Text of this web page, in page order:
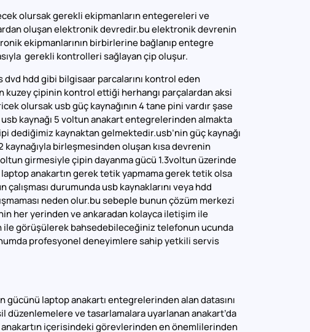
olursak gerekli ekipmanların entegereleri ve
oluşan elektronik devredir.bu elektronik devrenin
ekipmanlarının birbirlerine bağlanıp entegre
gerekli kontrolleri sağlayan çip oluşur.
hdd gibi bilgisaar parcalarını kontrol eden
kuzey çipinin kontrol ettiği herhangı parçalardan aksi
olursak usb güç kaynağının 4 tane pini vardır şase
kaynağı 5 voltun anakart entegrelerinden almakta
dediğimiz kaynaktan gelmektedir.usb’nin güç kaynağı
birleşmesinden oluşan kısa devrenin
girmesiyle çipin dayanma gücü 1.3voltun üzerinde
anakartın gerek tetik yapmama gerek tetik olsa
durumunda usb kaynaklarını veya hdd
neden olur.bu sebeple bunun çözüm merkezi
her yerinden ve ankaradan kolayca iletişim ile
görüşülerek bahsedebileceğiniz telefonun ucunda
profesyonel deneyimlere sahip yetkili servis
gücünü laptop anakartı entegrelerinden alan datasını
düzenlemelere ve tasarlamalara uyarlanan anakart’da
anakartın içerisindeki görevlerinden en önemlilerinden